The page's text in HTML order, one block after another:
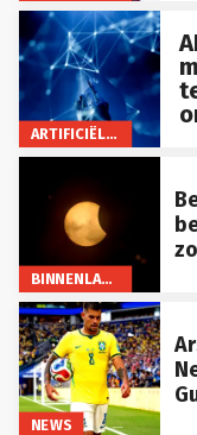
ARTIFICIËLE INTELLIGENTIE
BINNENLAND
NEWS